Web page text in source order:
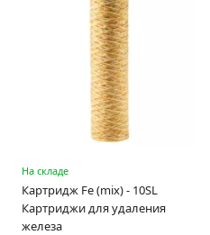
На складе
Картридж Fe (mix) - 10SL
Картриджи для удаления
железа